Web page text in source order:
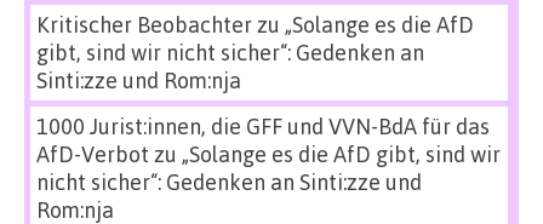
Kritischer Beobachterzu „Solange es die AfD
gibt, sind wir nicht sicher“: Gedenken an
Sinti:zze und Rom:nja
1000 Jurist:innen, die GFF und VVN-BdA für das
AfD-Verbot zu „Solange es die AfD gibt, sind wir
nicht sicher“: Gedenken an Sinti:zze und
Rom:nja